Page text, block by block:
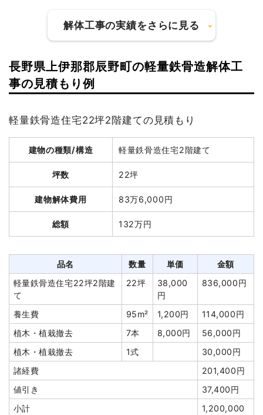
解体工事の実績をさらに見る
建物の種類/構造
建物解体費用 202万3,200円
総額 275万円
木造住宅48坪2階建て
48坪 42,150円
2,023,200円
242m² 950円
家具・家電処分
12,000円
諸経費
150,000円
値引き
35,100円
小計
2,500,000円
消費税
250,000円
合計金額
2,750,000円
長野県上伊那郡辰野町の軽量鉄骨造解体工
事の見積もり例
軽量鉄骨造住宅22坪2階建ての見積もり
建物の種類/構造 軽量鉄骨造住宅2階建て
坪数 22坪
建物解体費用 83万6,000円
総額 132万円
品名 数量 単価
金額
軽量鉄骨造住宅22坪2階建
て
22坪
38,000
円
836,000円
養生費 95m² 1,200円
114,000円
植木・植栽撤去
7本 8,000円
56,000円
植木・植栽撤去
1式
30,000円
諸経費
201,400円
値引き
37,400円
小計
1,200,000